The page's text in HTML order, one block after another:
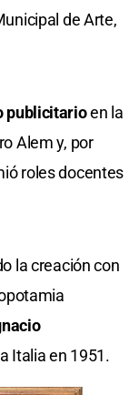
de Arte,
publicitarioen la
Alem y, por
roles docentes
la creación con
Italia en 1951.